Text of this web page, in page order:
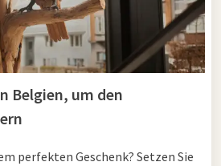
Belgien, um den
perfekten Geschenk? Setzen Sie